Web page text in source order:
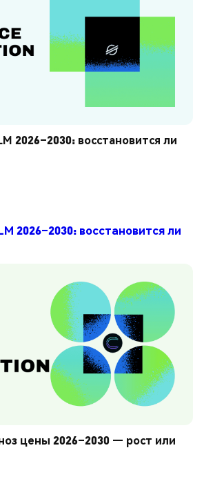
2026–2030: восстановится ли
2026–2030: восстановится ли
цены 2026–2030 — рост или